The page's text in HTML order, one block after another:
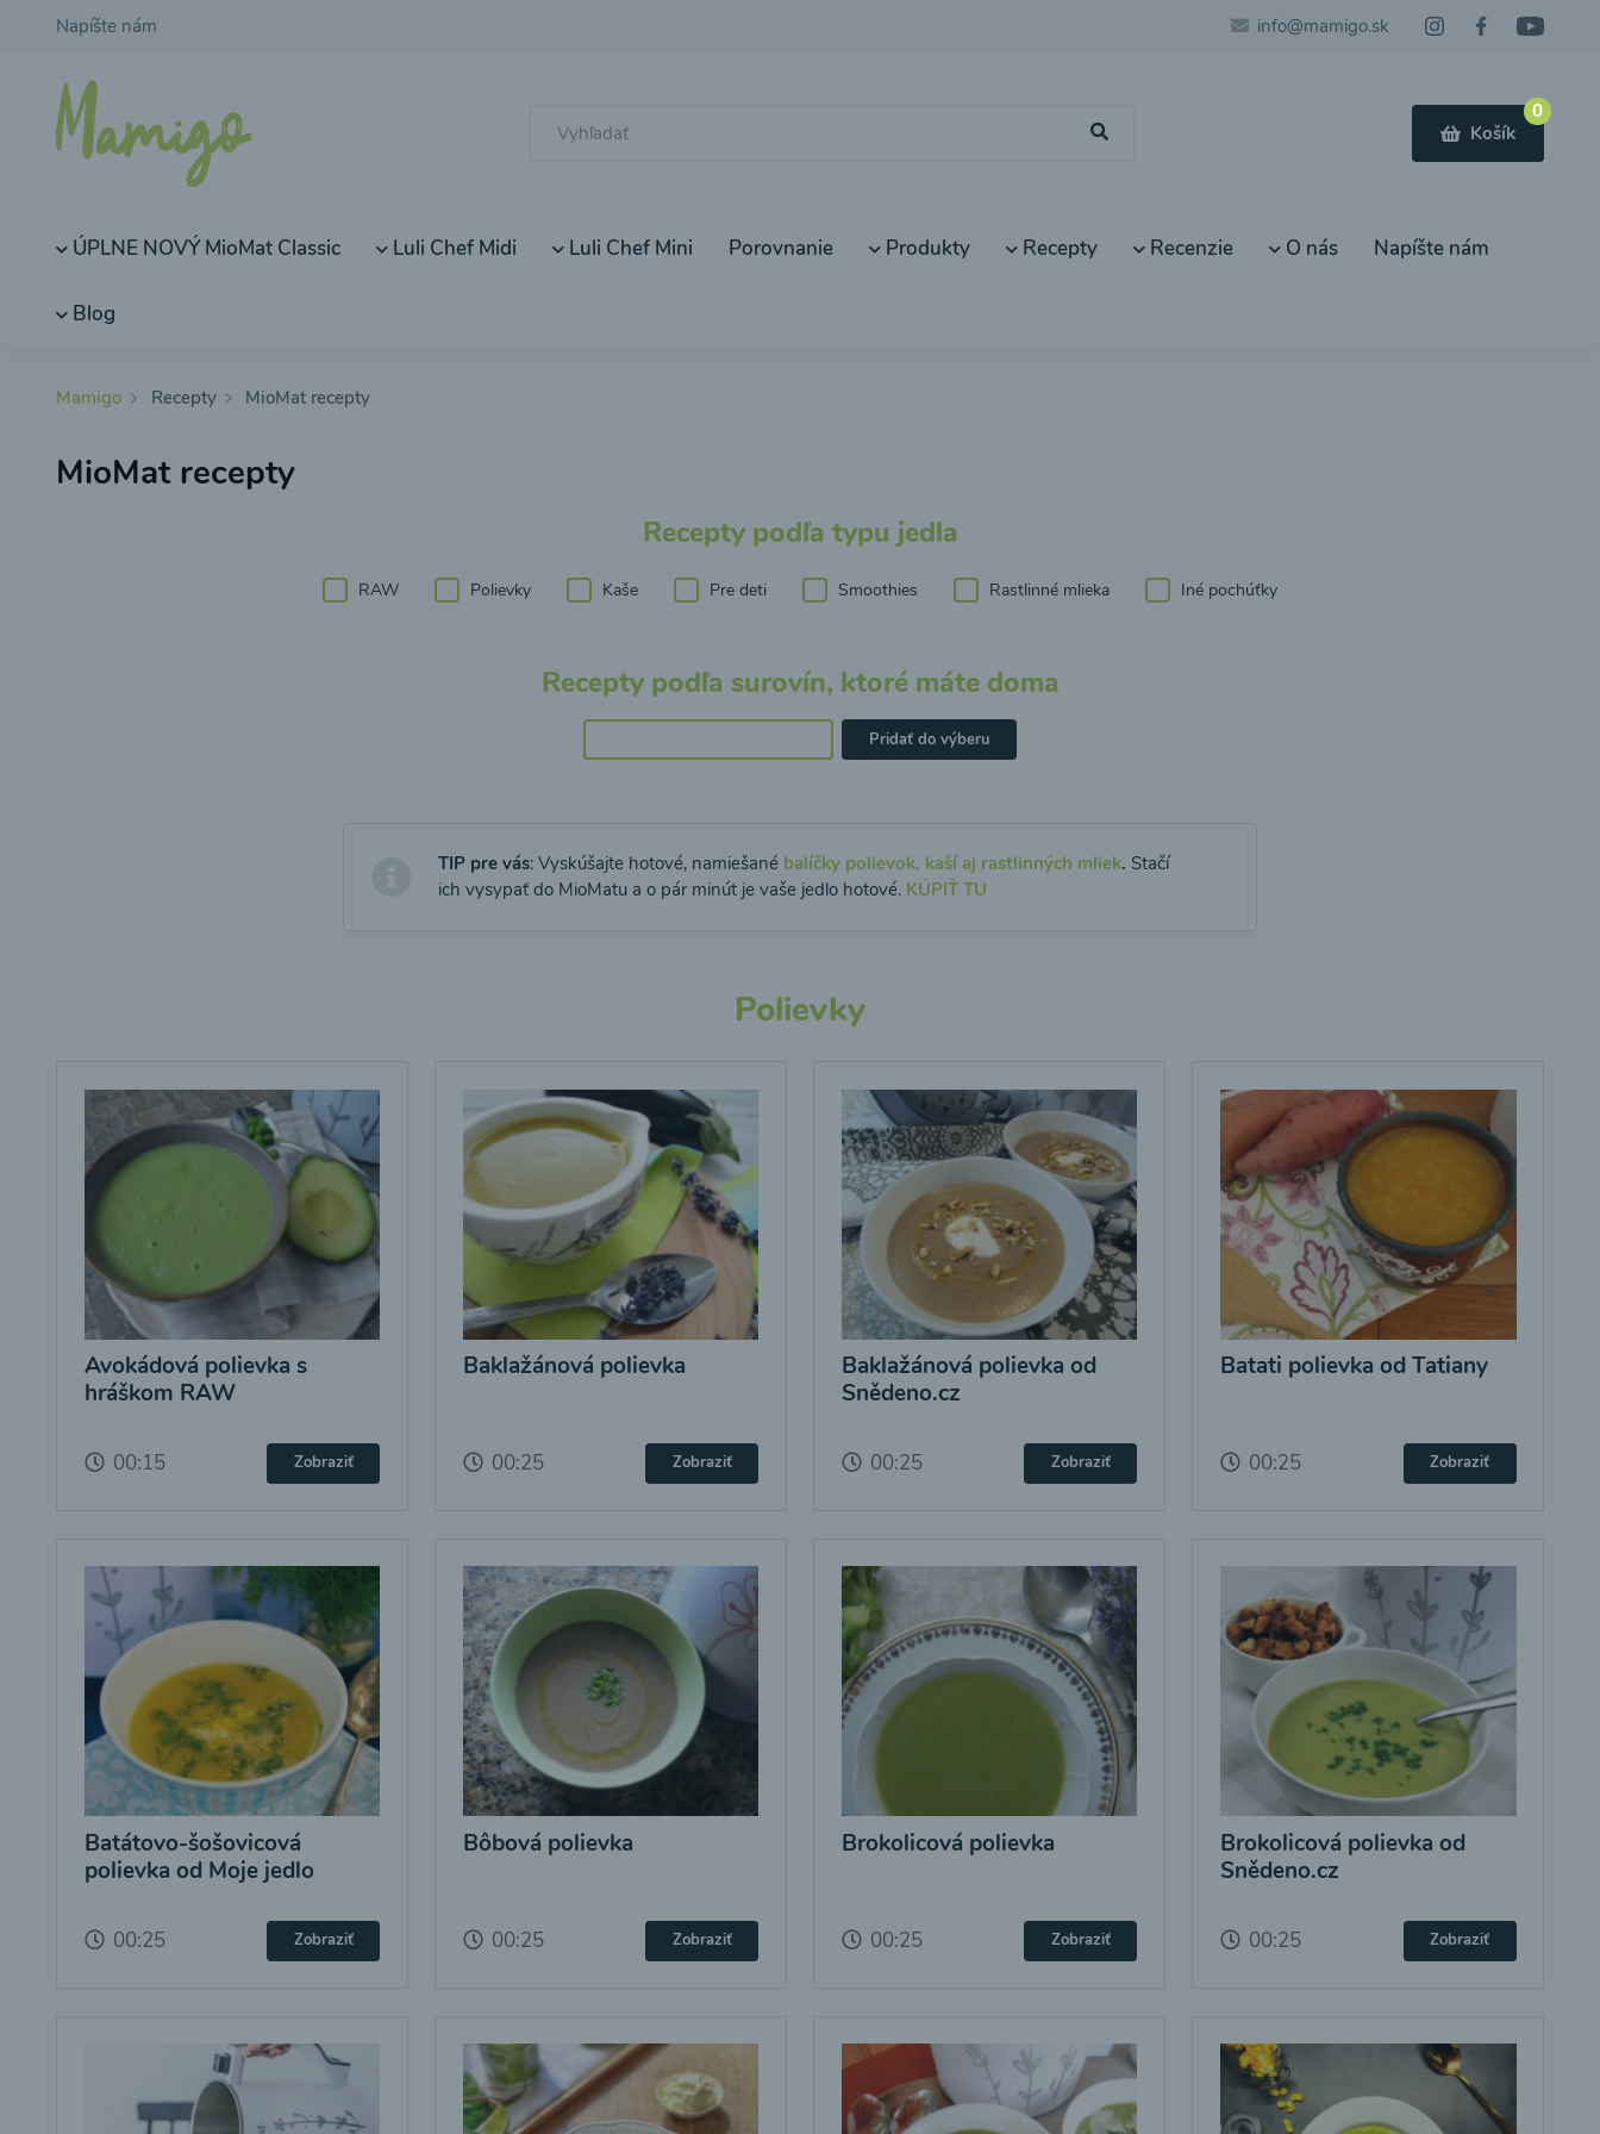
Napíšte nám info@mamigo.sk
0
Košík
ÚPLNE NOVÝ MioMat Classic Luli Chef Midi Luli Chef Mini Porovnanie Produkty Recepty Recenzie O nás Napíšte nám
Blog
Mamigo Recepty MioMat recepty
MioMat recepty
Recepty podľa typu jedla
RAW Polievky Kaše Pre deti Smoothies Rastlinné mlieka Iné pochúťky
Recepty podľa surovín, ktoré máte doma
Pridať do výberu
TIP pre vás: Vyskúšajte hotové, namiešané balíčky polievok, kaší aj rastlinných mliek. Stačí
ich vysypať do MioMatu a o pár minút je vaše jedlo hotové. KÚPIŤ TU
Polievky
Avokádová polievka s
hráškom RAW
00:15 Zobraziť
Baklažánová polievka
00:25 Zobraziť
Baklažánová polievka od
Snědeno.cz
00:25 Zobraziť
Batati polievka od Tatiany
00:25 Zobraziť
Batátovo-šošovicová
polievka od Moje jedlo
00:25 Zobraziť
Bôbová polievka
00:25 Zobraziť
Brokolicová polievka
00:25 Zobraziť
Brokolicová polievka od
Snědeno.cz
00:25 Zobraziť